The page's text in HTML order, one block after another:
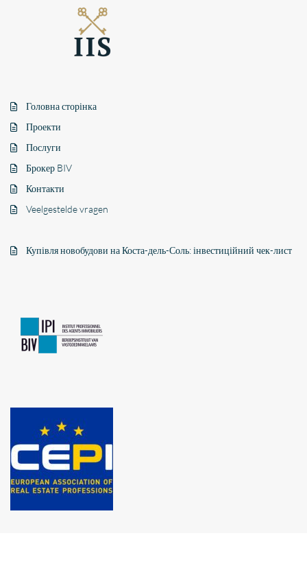
Головна сторінка
Проекти
Послуги
Брокер BIV
Контакти
Veelgestelde vragen
Купівля новобудови на Коста-дель-Соль: інвестиційний чек-лист